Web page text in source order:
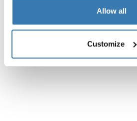
Allow all
Customize
Especificaciones técnicas
Toggle guides and instructions